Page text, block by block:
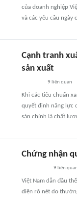
của doanh nghiệp
và các yêu cầu ngày
Cạnh tranh
sản xuất
9 liên quan
Khi các tiêu chuẩn
quyết định năng lực
sản chính là chất
Chứng nhận
9 liên quan
Việt Nam dẫn đầu
diện rõ nét do